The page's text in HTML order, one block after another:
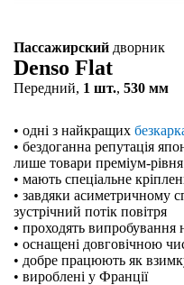
Пассажирский дворник
Denso Flat
Передний, 1 шт., 530 мм
• одні з найкращих
• бездоганна репутація
лише товари преміум-рівня
• мають спеціальне
• завдяки асиметричному
зустрічний потік повітря
• проходять
• оснащені довговічною
• добре працюють як
• вироблені у Франції